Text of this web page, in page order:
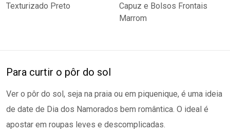
Para curtir o pôr do sol
Ver o pôr do sol, seja na praia ou em piquenique, é uma ideia
de date de Dia dos Namorados bem romântica. O ideal é
apostar em roupas leves e descomplicadas.